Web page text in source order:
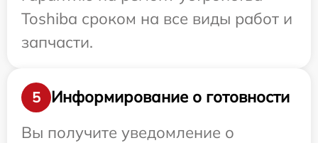
Toshiba сроком на все виды работ и
запчасти.
5
Информирование о готовности
Вы получите уведомление о